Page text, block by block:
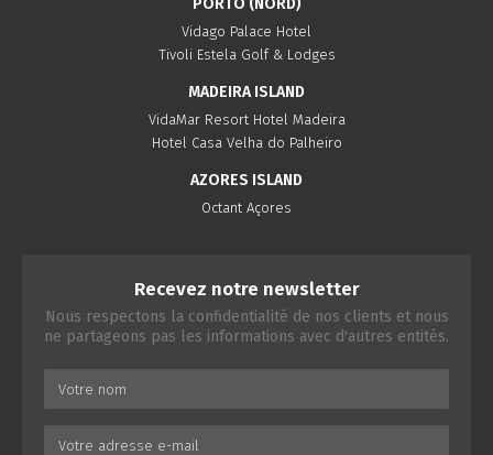
PORTO (NORD)
Vidago Palace Hotel
Tivoli Estela Golf & Lodges
MADEIRA ISLAND
VidaMar Resort Hotel Madeira
Hotel Casa Velha do Palheiro
AZORES ISLAND
Octant Açores
Recevez notre newsletter
Nous respectons la confidentialité de nos clients et nous
ne partageons pas les informations avec d'autres entités.